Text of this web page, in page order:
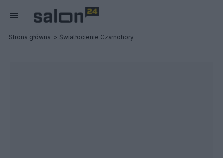
Strona główna Światłocienie Czarnohory